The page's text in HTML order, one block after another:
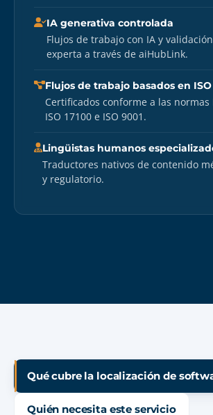
IA generativa controlada
Flujos de trabajo con IA y
experta a través de aiHubLink.
Flujos de trabajo basados en ISO
Certificados conforme a las normas
ISO 17100 e ISO 9001.
Lingüistas humanos
Traductores nativos de contenido
y regulatorio.
Qué cubre la localización de
Quién necesita este servicio